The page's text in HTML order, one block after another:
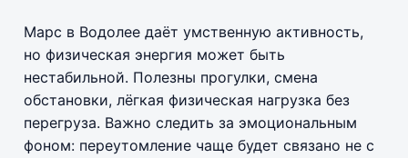
Марс в Водолее даёт умственную активность,
но физическая энергия может быть
нестабильной. Полезны прогулки, смена
обстановки, лёгкая физическая нагрузка без
перегруза. Важно следить за эмоциональным
фоном: переутомление чаще будет связано не с